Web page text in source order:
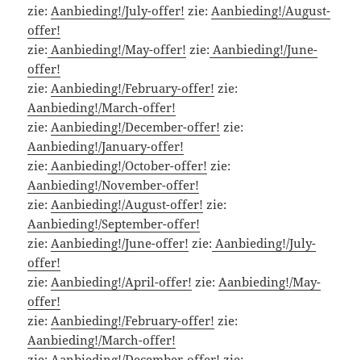
zie: Aanbieding!/July-offer! zie: Aanbieding!/August-
offer!
zie: Aanbieding!/May-offer! zie: Aanbieding!/June-
offer!
zie: Aanbieding!/February-offer! zie:
Aanbieding!/March-offer!
zie: Aanbieding!/December-offer! zie:
Aanbieding!/January-offer!
zie: Aanbieding!/October-offer! zie:
Aanbieding!/November-offer!
zie: Aanbieding!/August-offer! zie:
Aanbieding!/September-offer!
zie: Aanbieding!/June-offer! zie: Aanbieding!/July-
offer!
zie: Aanbieding!/April-offer! zie: Aanbieding!/May-
offer!
zie: Aanbieding!/February-offer! zie:
Aanbieding!/March-offer!